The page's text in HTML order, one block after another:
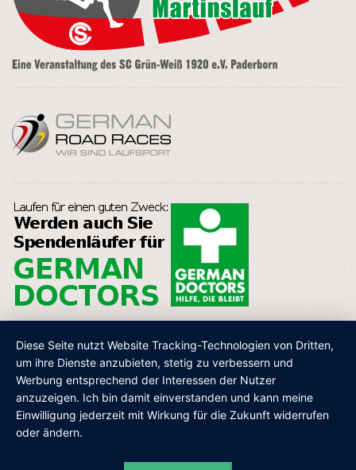
AGB IMPRESSUM DATENSCHUTZ SHOP
Diese Seite nutzt Website Tracking-Technologien von Dritten,
um ihre Dienste anzubieten, stetig zu verbessern und
Werbung entsprechend der Interessen der Nutzer
anzuzeigen. Ich bin damit einverstanden und kann meine
Einwilligung jederzeit mit Wirkung für die Zukunft widerrufen
oder ändern.